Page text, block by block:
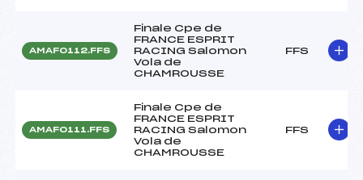
AMAF0112.FFS
Finale Cpe de
FRANCE ESPRIT
RACING Salomon
Vola de
CHAMROUSSE
FFS
AMAF0111.FFS
Finale Cpe de
FRANCE ESPRIT
RACING Salomon
Vola de
CHAMROUSSE
FFS